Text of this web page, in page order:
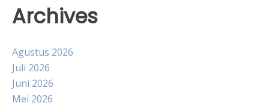
Archives
Agustus 2026
Juli 2026
Juni 2026
Mei 2026